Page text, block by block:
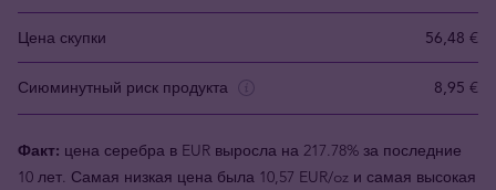
Цена скупки 56,48 €
Сиюминутный риск продукта 8,95 €
Факт: цена серебра в EUR выросла на 217.78% за последние
10 лет. Самая низкая цена была 10,57 EUR/oz и самая высокая